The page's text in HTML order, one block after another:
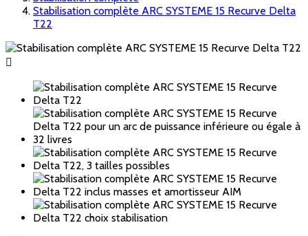
Stabilisation complète ARC SYSTEME 15 Recurve Delta
T22
